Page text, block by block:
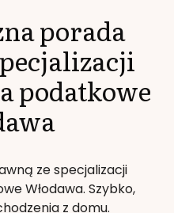
porada
podatkowe
ze specjalizacji
Włodawa. Szybko,
z domu.